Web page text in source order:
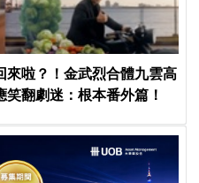
來啦？！金武烈合體九雲高
翻劇迷：根本番外篇！